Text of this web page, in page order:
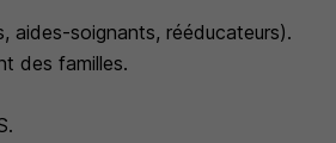
aides-soignants, rééducateurs).
des familles.